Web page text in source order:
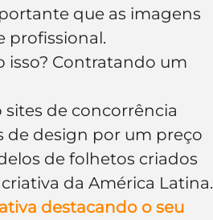
que as imagens
profissional.
isso? Contratando um
de concorrência
de design por um preço
de folhetos criados
da América Latina.
destacando o seu